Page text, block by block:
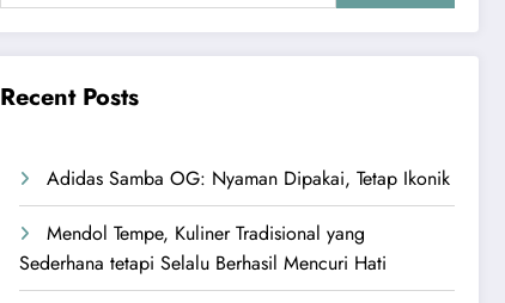
Recent Posts
Adidas Samba OG: Nyaman Dipakai, Tetap Ikonik
Mendol Tempe, Kuliner Tradisional yang
Sederhana tetapi Selalu Berhasil Mencuri Hati